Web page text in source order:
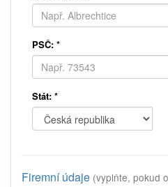
PSČ: *
Stát: *
Firemní údaje (vyplňte, pokud